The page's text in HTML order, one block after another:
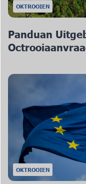
OKTROOIEN
Panduan
OKTROOIEN